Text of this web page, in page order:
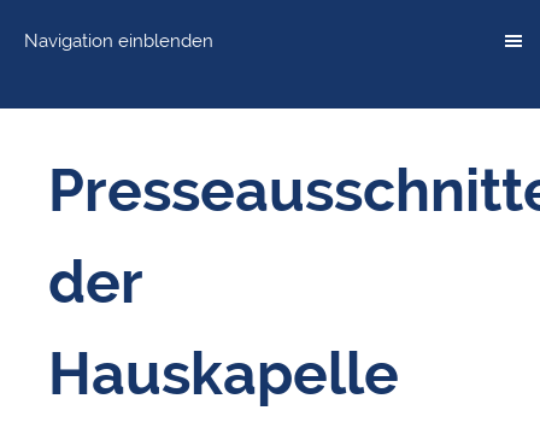
Navigation einblenden
der
Hauskapelle